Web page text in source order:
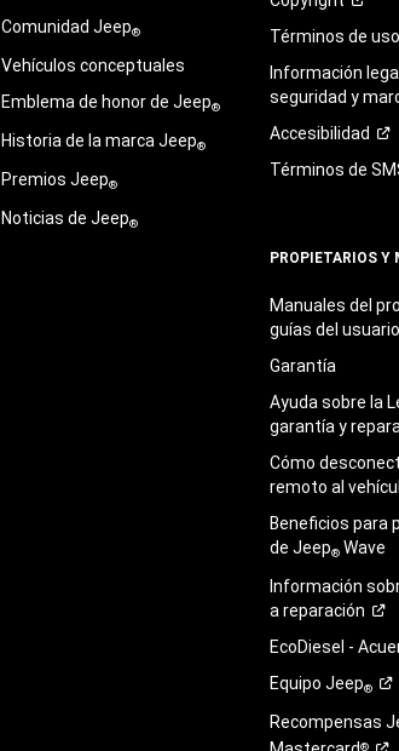
Comunidad Jeep®
Vehículos conceptuales
Emblema de honor de Jeep®
Historia de la marca Jeep®
Premios Jeep®
Noticias de Jeep®
Términos deuso
Información
seguridad y
Accesibilidad
Términos de
PROPIETARIOS Y
Manuales del
guías delusuario
Garantía
Ayuda sobre la
garantía y
Cómo
remoto al
Beneficios para
de Jeep® Wave
Información
areparación
EcoDiesel -
Equipo Jeep®
Recompensas
®